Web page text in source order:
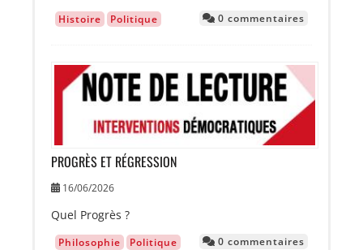
Histoire Politique 0 commentaires
Image
PROGRÈS ET RÉGRESSION
16/06/2026
Quel Progrès ?
Philosophie Politique 0 commentaires